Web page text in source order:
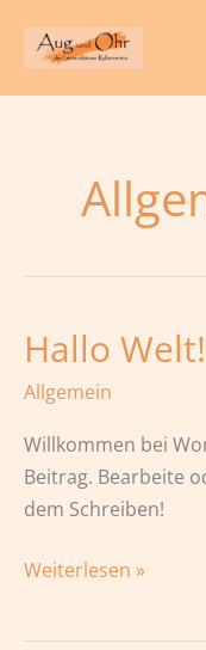
Inhalt
Hallo Welt!
Allgemein
Willkommen bei
Beitrag. Bearbeite
dem Schreiben!
Hallo
Weiterlesen »